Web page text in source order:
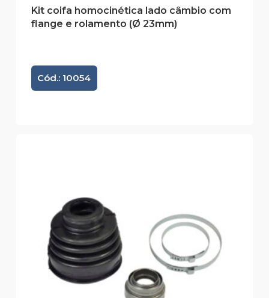
Kit coifa homocinética lado câmbio com
flange e rolamento (Ø 23mm)
Cód.: 10054